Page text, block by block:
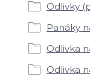
Odlivky
Panáky
Odlivka
Odlivka